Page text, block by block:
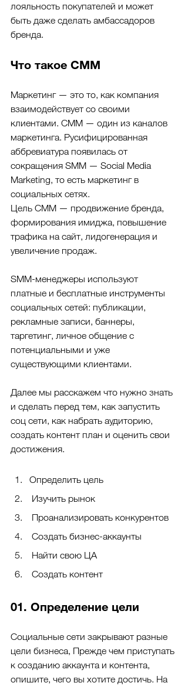
лояльность покупателей и может
быть даже сделать амбассадоров
бренда.
Что такое СММ
Маркетинг — это то, как компания
взаимодействует со своими
клиентами. СММ — один из каналов
маркетинга. Русифицированная
аббревиатура появилась от
сокращения SMM — Social Media
Marketing, то есть маркетинг в
социальных сетях.
Цель СММ — продвижение бренда,
формирования имиджа, повышение
трафика на сайт, лидогенерация и
увеличение продаж.
SMM-менеджеры используют
платные и бесплатные инструменты
социальных сетей: публикации,
рекламные записи, баннеры,
таргетинг, личное общение с
потенциальными и уже
существующими клиентами.
Далее мы расскажем что нужно знать
и сделать перед тем, как запустить
соц сети, как набрать аудиторию,
создать контент план и оценить свои
достижения.
Определить цель
Изучить рынок
Проанализировать конкурентов
Создать бизнес-аккаунты
Найти свою ЦА
Создать контент
01. Определение цели
Социальные сети закрывают разные
цели бизнеса, Прежде чем приступать
к созданию аккаунта и контента,
опишите, чего вы хотите достичь. На